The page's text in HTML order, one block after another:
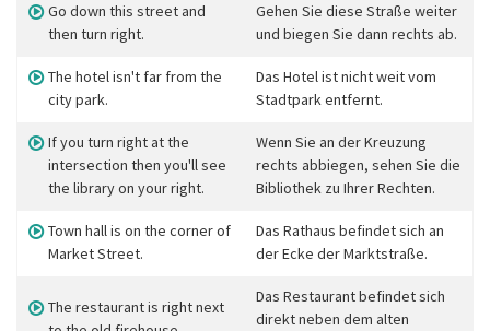
Go down this street and
then turn right.
Gehen Sie diese Straße weiter
und biegen Sie dann rechts ab.
The hotel isn't far from the
city park.
Das Hotel ist nicht weit vom
Stadtpark entfernt.
If you turn right at the
intersection then you'll see
the library on your right.
Wenn Sie an der Kreuzung
rechts abbiegen, sehen Sie die
Bibliothek zu Ihrer Rechten.
Town hall is on the corner of
Market Street.
Das Rathaus befindet sich an
der Ecke der Marktstraße.
The restaurant is right next
Das Restaurant befindet sich
direkt neben dem alten